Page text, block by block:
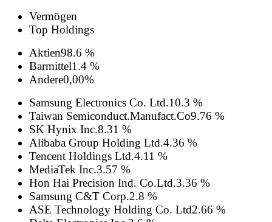
Vermögen
Top Holdings
Aktien98.6 %
Barmittel1.4 %
Andere0,00%
Samsung Electronics Co. Ltd.10.3 %
Taiwan Semiconduct.Manufact.Co9.76 %
SK Hynix Inc.8.31 %
Alibaba Group Holding Ltd.4.36 %
Tencent Holdings Ltd.4.11 %
MediaTek Inc.3.57 %
Hon Hai Precision Ind. Co.Ltd.3.36 %
Samsung C&T Corp.2.8 %
ASE Technology Holding Co. Ltd2.66 %